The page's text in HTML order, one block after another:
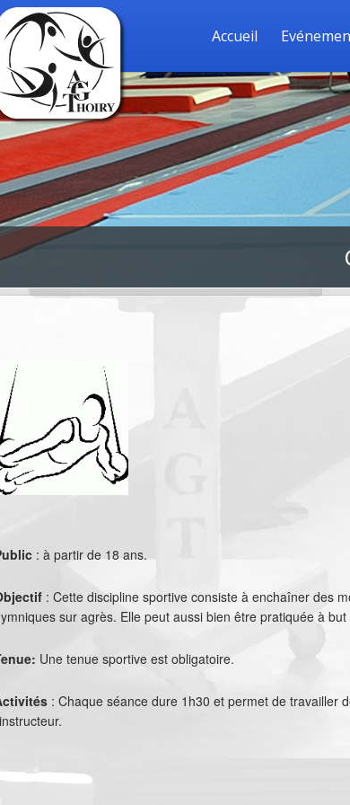
Accueil
: à partir de 18 ans.
: Cette discipline sportive consiste à enchaîner des
sur agrès. Elle peut aussi bien être pratiquée à
Une tenue sportive est obligatoire.
: Chaque séance dure 1h30 et permet de travailler